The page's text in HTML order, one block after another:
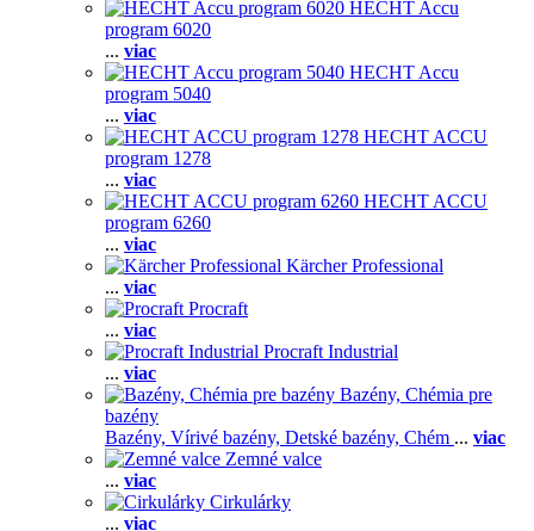
HECHT Accu
program 6020
... viac
HECHT Accu
program 5040
... viac
HECHT ACCU
program 1278
... viac
HECHT ACCU
program 6260
... viac
Kärcher Professional
... viac
Procraft
... viac
Procraft Industrial
... viac
Bazény, Chémia pre
bazény
Bazény, Vírivé bazény, Detské bazény, Chém ... viac
Zemné valce
... viac
Cirkulárky
... viac